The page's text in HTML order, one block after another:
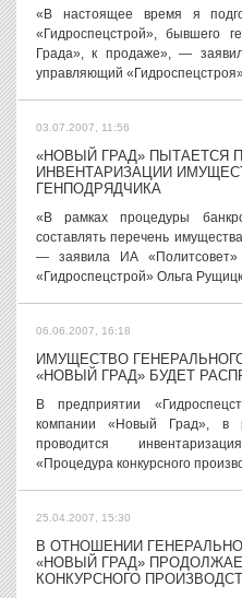
«В настоящее время я
«Гидроспецстрой», бывшего
Града», к продаже», —
управляющий
03.07.2007, 11:56
«НОВЫЙ ГРАД» ПЫТАЕТСЯ
ИНВЕНТАРИЗАЦИИ
ГЕНПОДРЯДЧИКА
«В рамках процедуры
составлять перечень
— заявила ИА
«Гидроспецстрой» Ольга
06.06.2007, 16:18
ИМУЩЕСТВО
«НОВЫЙ ГРАД» БУДЕТ
В предприятии
компании «Новый Град», в
проводится
«Процедура конкурсного
25.04.2007, 15:30
В ОТНОШЕНИИ
«НОВЫЙ ГРАД»
КОНКУРСНОГО